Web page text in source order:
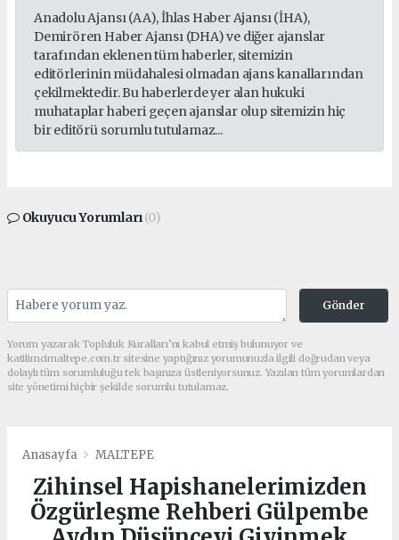
Anadolu Ajansı (AA), İhlas Haber Ajansı (İHA),
Demirören Haber Ajansı (DHA) ve diğer ajanslar
tarafından eklenen tüm haberler, sitemizin
editörlerinin müdahalesi olmadan ajans kanallarından
çekilmektedir. Bu haberlerde yer alan hukuki
muhataplar haberi geçen ajanslar olup sitemizin hiç
bir editörü sorumlu tutulamaz...
Okuyucu Yorumları(0)
Gönder
Yorum yazarak Topluluk Kuralları’nı kabul etmiş bulunuyor ve
katilimcimaltepe.com.tr sitesine yaptığınız yorumunuzla ilgili doğrudan veya
dolaylı tüm sorumluluğu tek başınıza üstleniyorsunuz. Yazılan tüm yorumlardan
site yönetimi hiçbir şekilde sorumlu tutulamaz.
Anasayfa MALTEPE
Zihinsel Hapishanelerimizden
Özgürleşme Rehberi Gülpembe